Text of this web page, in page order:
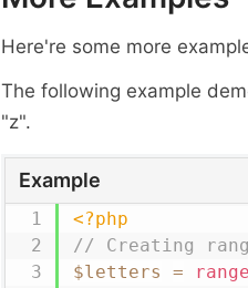
Here're some more
The following example
"z".
Example
<?php
// Creating
$letters
= range